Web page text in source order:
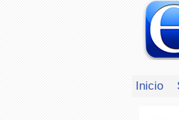
Inicio